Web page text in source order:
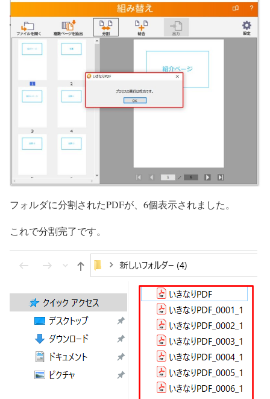
フォルダに分割されたPDFが、6個表示されました。
これで分割完了です。